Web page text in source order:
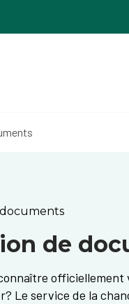
de
officiellement
Le service de la